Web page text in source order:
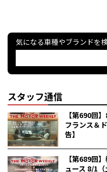
気になる車種やブランドを
スタッフ通信
【第690回
フランス＆
告】
【第689回
ュース 8/1（